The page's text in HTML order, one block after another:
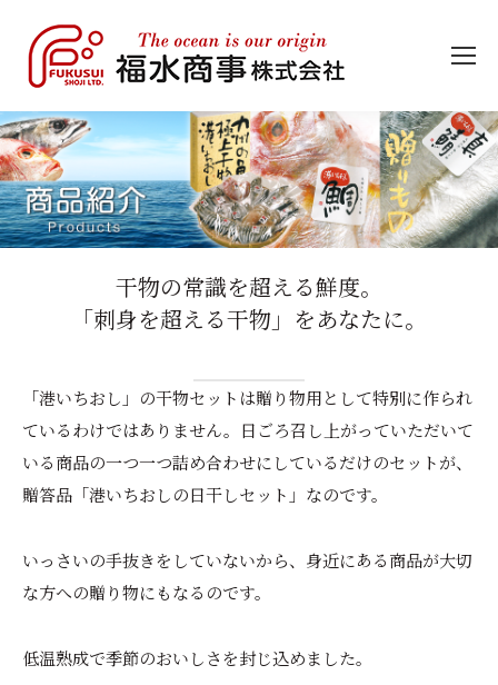
干物の常識を超える鮮度。
「刺身を超える干物」をあなたに。
「港いちおし」の干物セットは贈り物用として特別に作られ
ているわけではありません。日ごろ召し上がっていただいて
いる商品の一つ一つ詰め合わせにしているだけのセットが、
贈答品「港いちおしの日干しセット」なのです。
いっさいの手抜きをしていないから、身近にある商品が大切
な方への贈り物にもなるのです。
低温熟成で季節のおいしさを封じ込めました。